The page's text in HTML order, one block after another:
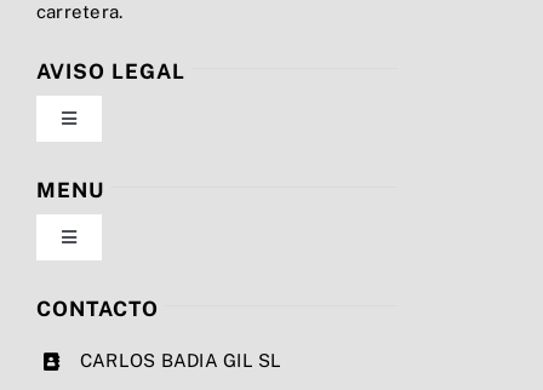
carretera.
AVISO LEGAL
Toggle
Navigation
Política de privacidad
Condiciones de uso
MENU
Toggle
Navigation
Nosotros
CONTACTO
CARLOS BADIA GIL SL